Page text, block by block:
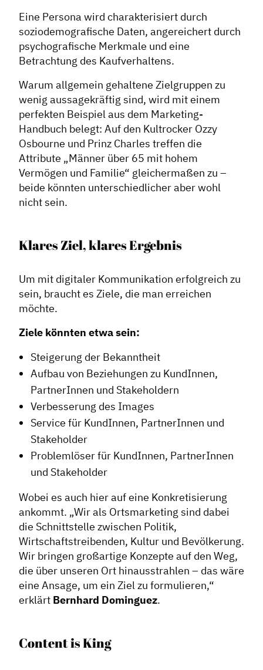
Eine Persona wird charakterisiert durch
soziodemografische Daten, angereichert durch
psychografische Merkmale und eine
Betrachtung des Kaufverhaltens.
Warum allgemein gehaltene Zielgruppen zu
wenig aussagekräftig sind, wird mit einem
perfekten Beispiel aus dem Marketing-
Handbuch belegt: Auf den Kultrocker Ozzy
Osbourne und Prinz Charles treffen die
Attribute „Männer über 65 mit hohem
Vermögen und Familie“ gleichermaßen zu –
beide könnten unterschiedlicher aber wohl
nicht sein.
Klares Ziel, klares Ergebnis
Um mit digitaler Kommunikation erfolgreich zu
sein, braucht es Ziele, die man erreichen
möchte.
Ziele könnten etwa sein:
Steigerung der Bekanntheit
Aufbau von Beziehungen zu KundInnen,
PartnerInnen und Stakeholdern
Verbesserung des Images
Service für KundInnen, PartnerInnen und
Stakeholder
Problemlöser für KundInnen, PartnerInnen
und Stakeholder
Wobei es auch hier auf eine Konkretisierung
ankommt. „Wir als Ortsmarketing sind dabei
die Schnittstelle zwischen Politik,
Wirtschaftstreibenden, Kultur und Bevölkerung.
Wir bringen großartige Konzepte auf den Weg,
die über unseren Ort hinausstrahlen – das wäre
eine Ansage, um ein Ziel zu formulieren,“
erklärt Bernhard Dominguez.
Content is King